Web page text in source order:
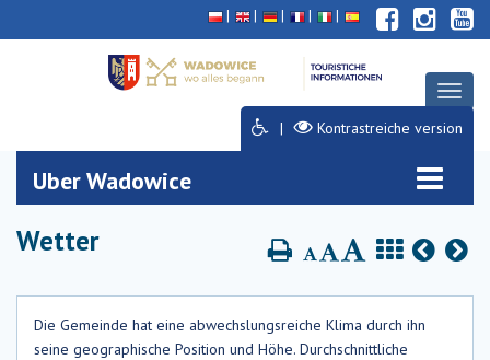
Deklaracja
dostępności
Przejdź
do
głównej
treści
Przejdź
do
menu
Przejdź
do
stopki
Kontrastreiche version
Uber Wadowice
Wetter
Die Gemeinde hat eine abwechslungsreiche Klima durch ihn
seine geographische Position und Höhe. Durchschnittliche